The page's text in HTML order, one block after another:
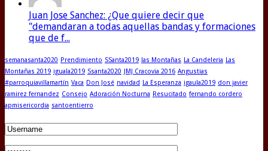
Juan Jose Sanchez: ¿Que quiere decir que
"demandaran a todas aquellas bandas y formaciones
que de f...
semanasanta2020 Prendimiento SSanta2019 las Montañas La Candeleria Las
Montañas 2019 iguala2019 Ssanta2020 JMJ Cracovia 2016 Angustias
#parroquiavillamartín Vaca Don José navidad La Esperanza igaula2019 don javier
ramirez fernandez Consejo Adoración Nocturna Resucitado fernando cordero
apmisericordia santoentierro